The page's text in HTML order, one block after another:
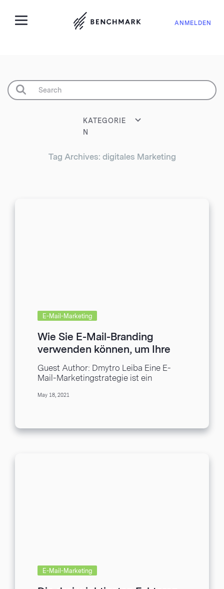
ANMELDEN
KATEGORIE
N
Tag Archives: digitales Marketing
E-Mail-Marketing
Wie Sie E-Mail-Branding
verwenden können, um Ihre
Marke bekannter zu machen
Guest Author: Dmytro Leiba Eine E-
Mail-Marketingstrategie ist ein
Bekanntheit Ihrer Marke zu steigern.
May 18, 2021
E-Mail-Marketing